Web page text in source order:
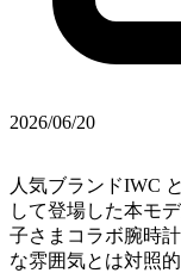
2026/06/20
人気ブランドIWC
して登場した本モ
子さまコラボ腕時
な雰囲気とは対照